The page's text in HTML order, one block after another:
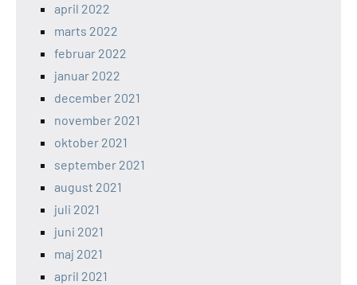
april 2022
marts 2022
februar 2022
januar 2022
december 2021
november 2021
oktober 2021
september 2021
august 2021
juli 2021
juni 2021
maj 2021
april 2021